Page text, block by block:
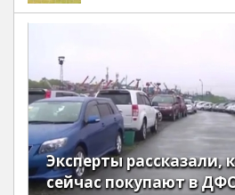
Эксперты рассказали,
сейчас покупают в